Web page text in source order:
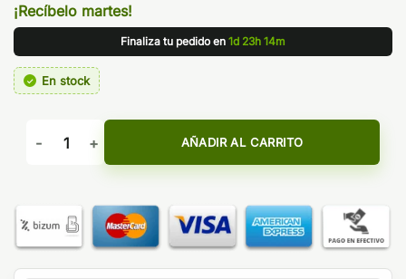
¡Recíbelo martes!
Finaliza tu pedido en 1d 23h 14m
En stock
Pod para Crown X 5.3ml 2pcs - Uwell cantidad
AÑADIR AL CARRITO